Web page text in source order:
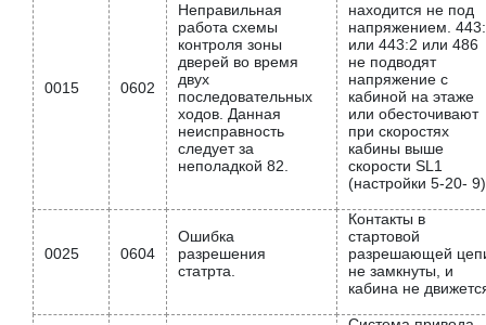
0015 0602
Неправильная
работа схемы
контроля зоны
дверей во время
двух
последовательных
ходов. Данная
неисправность
следует за
неполадкой 82.
находится не под
напряжением.
или 443:2 или 486
не подводят
напряжение с
кабиной на этаже
или обесточивают
при скоростях
кабины выше
скорости SL1
(настройки 5-20-
0025 0604
Ошибка
разрешения
статрта.
Контакты в
стартовой
разрешающей
не замкнуты, и
кабина не